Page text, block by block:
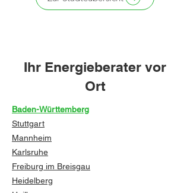
Ihr Energieberater vor
Ort
Baden-Württemberg
Stuttgart
Mannheim
Karlsruhe
Freiburg im Breisgau
Heidelberg